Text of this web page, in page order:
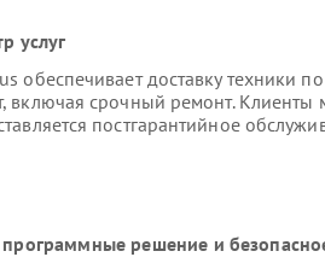
услуг
обеспечивает доставку техники
включая срочный ремонт. Клиенты
постгарантийное
решение и